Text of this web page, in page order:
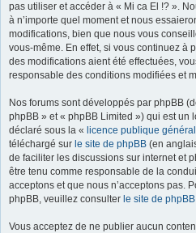
pas utiliser et accéder à « Mi ca El !? ».
à n’importe quel moment et nous
modifications, bien que nous vous
vous-même. En effet, si vous continuez à
des modifications aient été effectuées,
responsable des conditions modifiées et
Nos forums sont développés par phpBB
phpBB » et « phpBB Limited ») qui est un
déclaré sous la « licence publique
téléchargé sur le site de phpBB (en
de faciliter les discussions sur internet et
être tenu comme responsable de la
acceptons et que nous n’acceptons pas.
phpBB, veuillez consulter le site de phpBB
Vous acceptez de ne publier aucun